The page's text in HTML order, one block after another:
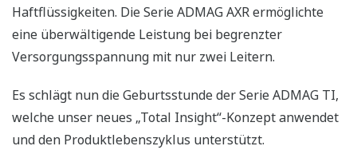
Haftflüssigkeiten. Die Serie ADMAG AXR ermöglichte
eine überwältigende Leistung bei begrenzter
Versorgungsspannung mit nur zwei Leitern.
Es schlägt nun die Geburtsstunde der Serie ADMAG TI,
welche unser neues „Total Insight“-Konzept anwendet
und den Produktlebenszyklus unterstützt.